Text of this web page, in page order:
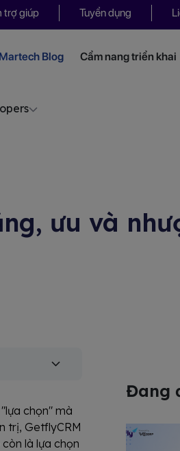
trợ giúp Tuyển dụng
Martech Blog Cẩm nang triển khai
ưu và
chọn" mà
trị, GetflyCRM
là lựa chọn
Đang